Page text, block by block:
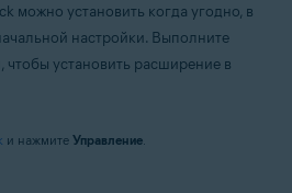
можно установить когда угодно, в
настройки. Выполните
чтобы установить расширение в
и нажмите Управление